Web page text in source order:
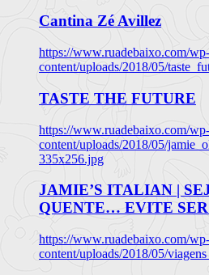
Cantina Zé Avillez
https://www.ruadebaixo.com/wp-
content/uploads/2018/05/
TASTE THE FUTURE
https://www.ruadebaixo.com/wp-
content/uploads/2018/05/
335x256.jpg
JAMIE’S ITALIAN |
QUENTE… EVITE
https://www.ruadebaixo.com/wp-
content/uploads/2018/05/